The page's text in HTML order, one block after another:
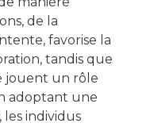
de la
favorise la
tandis que
jouent un rôle
adoptant une
individus